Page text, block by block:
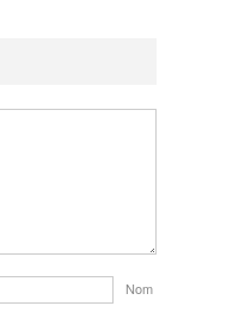
Nom